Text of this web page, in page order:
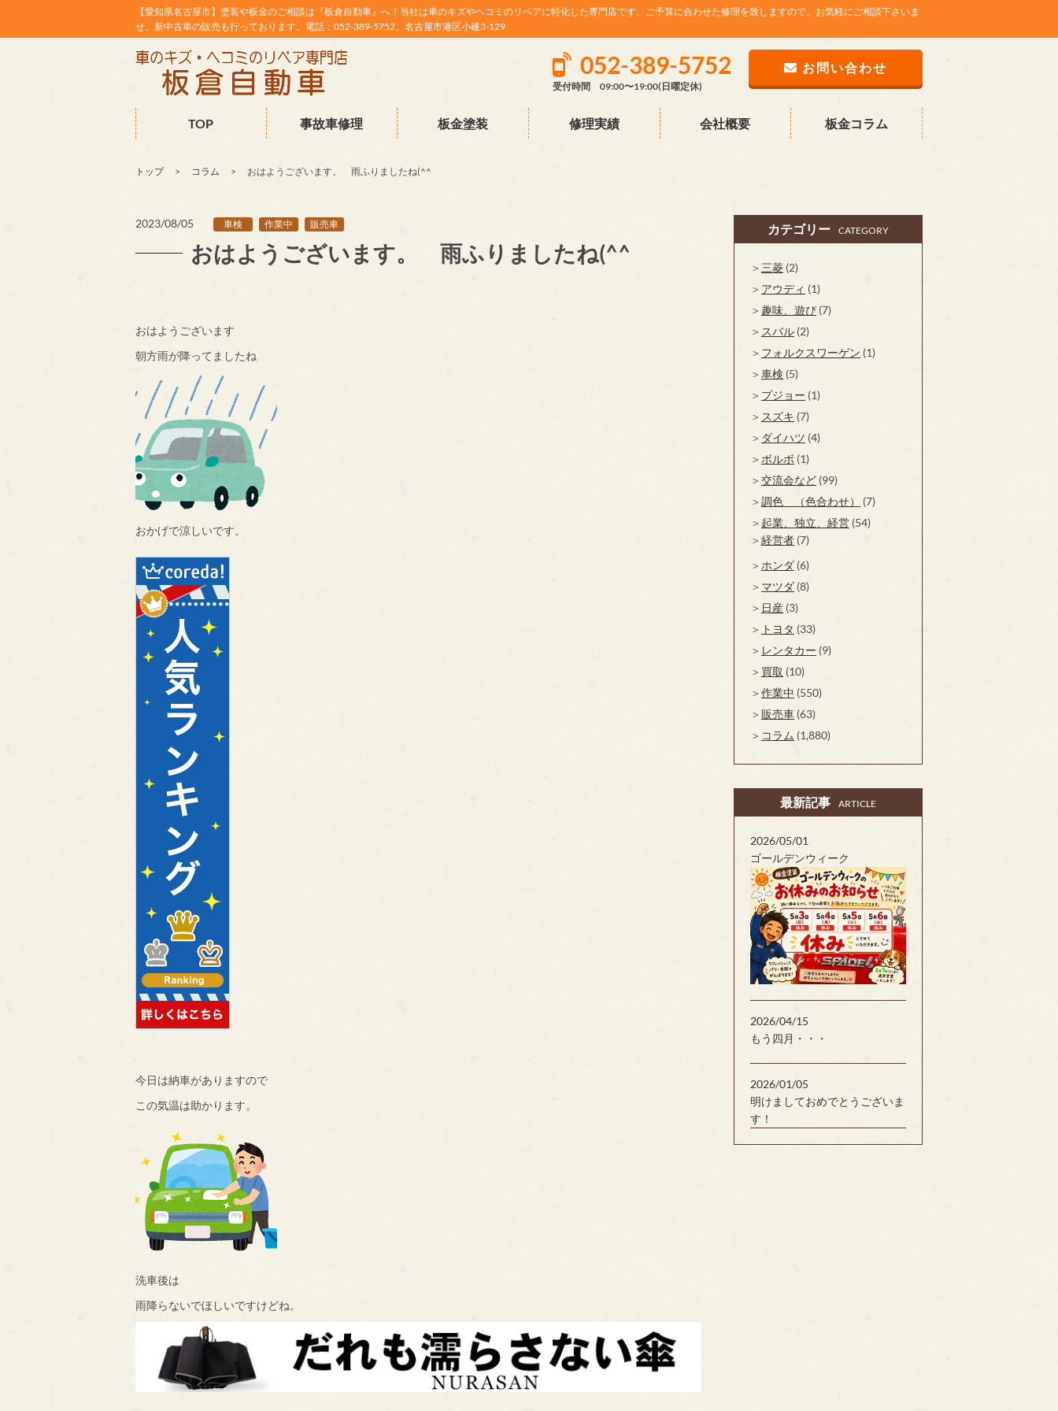
【愛知県名古屋市】塗装や板金のご相談は『板倉自動車』へ！当社は車のキズやヘコミのリペアに特化した専門店です。ご予算に合わせた修理を致しますので、お気軽にご相談下さいま
せ。新中古車の販売も行っております。電話：052-389-5752。名古屋市港区小碓3-129
052-389-5752
受付時間 09:00〜19:00(日曜定休)
お問い合わせ
TOP 事故車修理 板金塗装 修理実績 会社概要 板金コラム
トップ コラム おはようございます。 雨ふりましたね(^^
2023/08/05 車検 作業中 販売車
おはようございます。 雨ふりましたね(^^
おはようございます
朝方雨が降ってましたね
おかげで涼しいです。
今日は納車がありますので
この気温は助かります。
洗車後は
雨降らないでほしいですけどね。
カテゴリー CATEGORY
三菱 (2)
アウディ (1)
趣味、遊び (7)
スバル (2)
フォルクスワーゲン (1)
車検 (5)
プジョー (1)
スズキ (7)
ダイハツ (4)
ボルボ (1)
交流会など (99)
調色 （色合わせ）
(7)
起業、独立、経営 (54)
経営者 (7)
ホンダ (6)
マツダ (8)
日産 (3)
トヨタ (33)
レンタカー (9)
買取 (10)
作業中 (550)
販売車 (63)
コラム (1,880)
最新記事 ARTICLE
2026/05/01
ゴールデンウィーク
2026/04/15
もう四月・・・
2026/01/05
明けましておめでとうございま
す！